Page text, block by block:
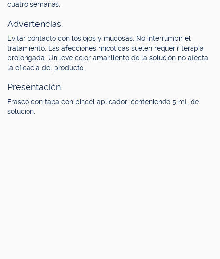
cuatro semanas.
Advertencias.
Evitar contacto con los ojos y mucosas. No interrumpir el
tratamiento. Las afecciones micóticas suelen requerir terapia
prolongada. Un leve color amarillento de la solución no afecta
la eficacia del producto.
Presentación.
Frasco con tapa con pincel aplicador, conteniendo 5 mL de
solución.